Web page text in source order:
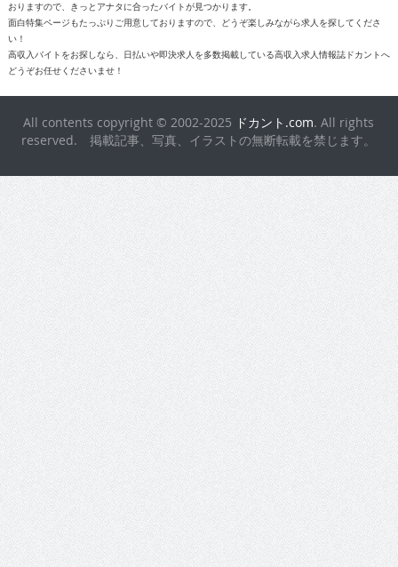
おりますので、きっとアナタに合ったバイトが見つかります。
面白特集ページもたっぷりご用意しておりますので、どうぞ楽しみながら求人を探してくださ
い！
高収入バイトをお探しなら、日払いや即決求人を多数掲載している高収入求人情報誌ドカントへ
どうぞお任せくださいませ！
All contents copyright © 2002-2025 ドカント.com. All rights
reserved. 掲載記事、写真、イラストの無断転載を禁じます。